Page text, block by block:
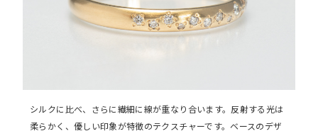
シルクに比べ、さらに繊細に線が重なり合います。反射する光は
柔らかく、優しい印象が特徴のテクスチャーです。ベースのデザ